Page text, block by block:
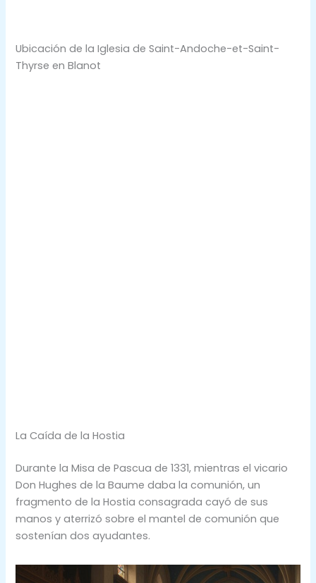
Ubicación de la Iglesia de Saint-Andoche-et-Saint-
Thyrse en Blanot
La Caída de la Hostia
Durante la Misa de Pascua de 1331, mientras el vicario
Don Hughes de la Baume daba la comunión, un
fragmento de la Hostia consagrada cayó de sus
manos y aterrizó sobre el mantel de comunión que
sostenían dos ayudantes.